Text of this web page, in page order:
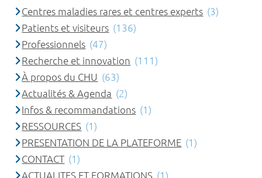
Centres maladies rares et centres experts (3)
Patients et visiteurs (136)
Professionnels (47)
Recherche et innovation (111)
À propos du CHU (63)
Actualités & Agenda (2)
Infos & recommandations (1)
RESSOURCES (1)
PRESENTATION DE LA PLATEFORME (1)
CONTACT (1)
ACTUALITES ET FORMATIONS (1)